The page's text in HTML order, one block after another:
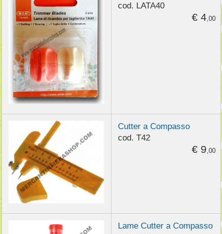
cod. LATA40
€ 4 ,00
Cutter a Compasso
cod. T42
€ 9 ,00
Lame Cutter a Compasso